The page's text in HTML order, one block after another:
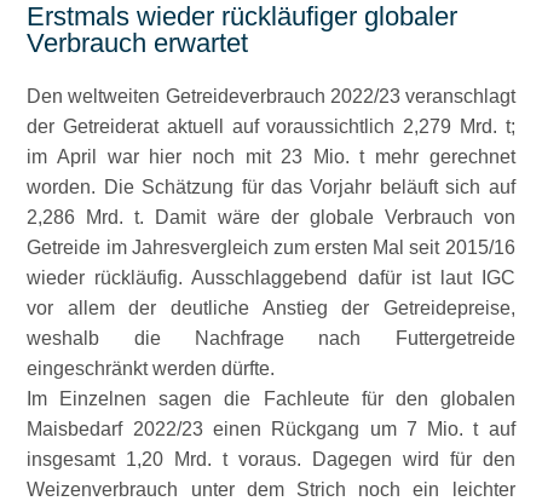
Erstmals wieder rückläufiger globaler
Verbrauch erwartet
Den weltweiten Getreideverbrauch 2022/23 veranschlagt
der Getreiderat aktuell auf voraussichtlich 2,279 Mrd. t;
im April war hier noch mit 23 Mio. t mehr gerechnet
worden. Die Schätzung für das Vorjahr beläuft sich auf
2,286 Mrd. t. Damit wäre der globale Verbrauch von
Getreide im Jahresvergleich zum ersten Mal seit 2015/16
wieder rückläufig. Ausschlaggebend dafür ist laut IGC
vor allem der deutliche Anstieg der Getreidepreise,
weshalb die Nachfrage nach Futtergetreide
eingeschränkt werden dürfte.
Im Einzelnen sagen die Fachleute für den globalen
Maisbedarf 2022/23 einen Rückgang um 7 Mio. t auf
insgesamt 1,20 Mrd. t voraus. Dagegen wird für den
Weizenverbrauch unter dem Strich noch ein leichter